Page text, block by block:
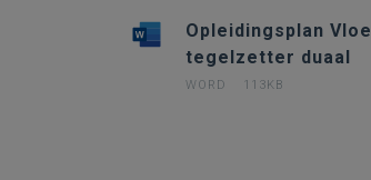
Opleidingsplan
tegelzetter duaal
WORD 113KB